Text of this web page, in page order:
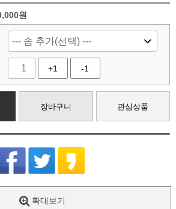
원
+1 -1
장바구니 관심상품
확대보기